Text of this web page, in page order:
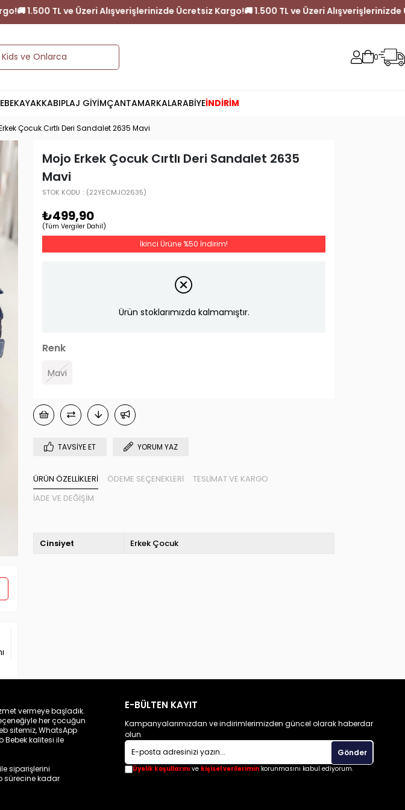
Kargo!🚚 1.500 TL ve Üzeri Alışverişlerinizde Ücretsiz Kargo!🚚 1.500 TL ve Üzeri
0
AYAKKABIPLAJ GİYİMÇANTAMARKALARABİYEİNDİRİM
Çocuk Cırtlı Deri Sandalet 2635 Mavi
Mojo Erkek Çocuk Cırtlı Deri Sandalet 2635
Mavi
(22YECMJO2635)
STOK KODU
₺499,90
(Tüm Vergiler Dahil)
İkinci Ürüne %50 İndirim!
Ürün stoklarımızda kalmamıştır.
Renk
Mavi
TAVSIYE ET YORUM YAZ
ÜRÜN ÖZELLIKLERI ÖDEME SEÇENEKLERI
TESLIMAT VE KARGO
İADE VE DEĞIŞIM
Cinsiyet Erkek Çocuk
vermeye başladık.
her çocuğun
sitemiz, WhatsApp
Bebek kalitesi ile
siparişlerini
sürecine kadar
E-BÜLTEN KAYIT
Kampanyalarımızdan ve indirimlerimizden güncel olarak haberdar
olun.
Gönder
Üyelik koşullarınıve kişisel verileriminkorunmasını kabul ediyorum.